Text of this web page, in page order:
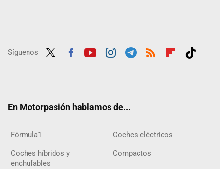
Síguenos
En Motorpasión hablamos de...
Fórmula1 Coches eléctricos
Coches híbridos y
enchufables
Compactos